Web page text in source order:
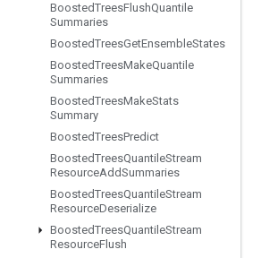
BoostedTreesFlushQuantile
Summaries
BoostedTreesGetEnsembleStates
BoostedTreesMakeQuantile
Summaries
BoostedTreesMakeStats
Summary
BoostedTreesPredict
BoostedTreesQuantileStream
ResourceAddSummaries
BoostedTreesQuantileStream
ResourceDeserialize
BoostedTreesQuantileStream
ResourceFlush